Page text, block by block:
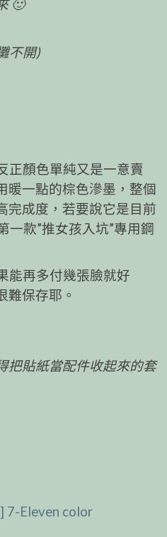
🙂
不開)
顏色單純又是一意賣
暖一點的棕色滲墨，整個
完成度，若要說它是目前
一款”推女孩入坑”專用鋼
能再多付幾張臉就好
難保存耶。
把貼紙當配件收起來的套
7-Eleven color